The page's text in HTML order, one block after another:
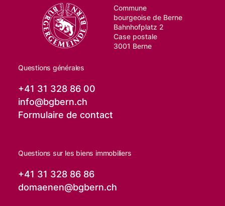
Commune
bourgeoise de Berne
Bahnhofplatz 2
Case postale
3001 Berne
Questions générales
+41 31 328 86 00
info@bgbern.ch
Formulaire de contact
Questions sur les biens immobiliers
+41 31 328 86 86
domaenen@bgbern.ch